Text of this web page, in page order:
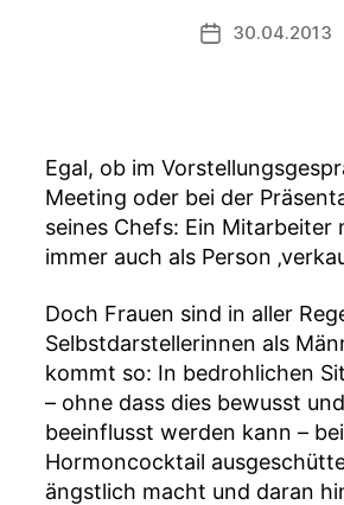
S
e
r
30.04.2013
Egal, ob im
Meeting oder bei der
seines Chefs: Ein Mitarbeiter
immer auch als Person
Doch Frauen sind in aller
Selbstdarstellerinnen als
kommt so: In bedrohlichen
– ohne dass dies bewusst
beeinflusst werden kann –
Hormoncocktail
ängstlich macht und daran